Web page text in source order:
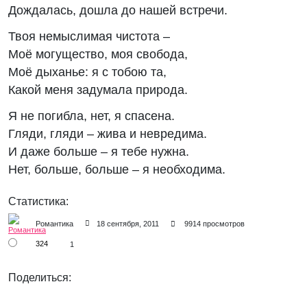
Дождалась, дошла до нашей встречи.
Твоя немыслимая чистота –
Моё могущество, моя свобода,
Моё дыханье: я с тобою та,
Какой меня задумала природа.
Я не погибла, нет, я спасена.
Гляди, гляди – жива и невредима.
И даже больше – я тебе нужна.
Нет, больше, больше – я необходима.
Статистика:
Романтика 18 сентября, 2011 9914 просмотров
324 1
Поделиться: